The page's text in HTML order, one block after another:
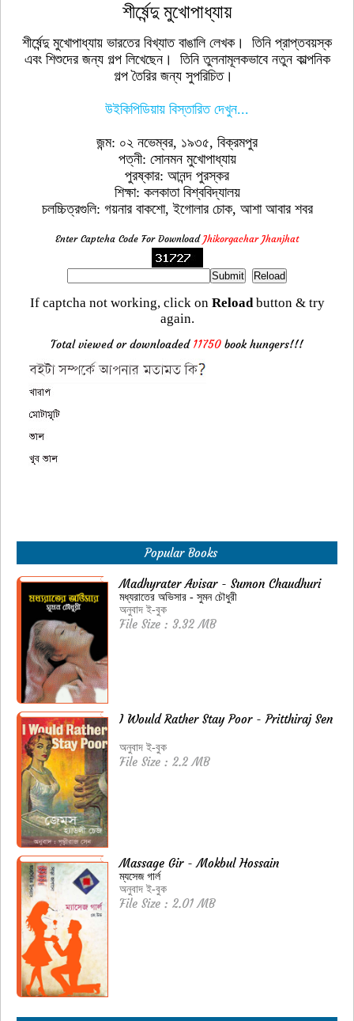
শীর্ষেন্দু মুখোপাধ্যায়
শীর্ষেন্দু মুখোপাধ্যায় ভারতের বিখ্যাত বাঙালি লেখক। তিনি প্রাপ্তবয়স্ক
এবং শিশুদের জন্য গল্প লিখেছেন। তিনি তুলনামূলকভাবে নতুন কাল্পনিক
গল্প তৈরির জন্য সুপরিচিত।
উইকিপিডিয়ায় বিস্তারিত দেখুন...
জন্ম: ০২ নভেম্বর, ১৯৩৫, বিক্রমপুর
পত্নী: সোনমন মুখোপাধ্যায়
পুরষ্কার: আনন্দ পুরস্কর
শিক্ষা: কলকাতা বিশ্ববিদ্যালয়
চলচ্চিত্রগুলি: গয়নার বাকশো, ইগোলার চোক, আশা আবার শবর
Enter Captcha Code For Download Jhikorgachar Jhanjhat
If captcha not working, click on Reloadbutton & try
again.
Total viewed or downloaded 11750 book hungers!!!
Popular Books
Madhyrater Avisar - Sumon Chaudhuri
মধ্যরাতের অভিসার - সুমন চৌধুরী
অনুবাদ ই-বুক
File Size : 3.32 MB
I Would Rather Stay Poor - Pritthiraj Sen
অনুবাদ ই-বুক
File Size : 2.2 MB
Massage Gir - Mokbul Hossain
ম্যসেজ গার্ল
অনুবাদ ই-বুক
File Size : 2.01 MB